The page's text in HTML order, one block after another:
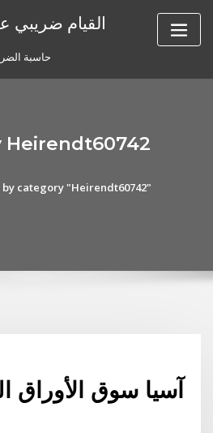
القيام ضريبي
حاسبة
Heirendt60742
category "Heirendt60742"
آسيا سوق الأوراق